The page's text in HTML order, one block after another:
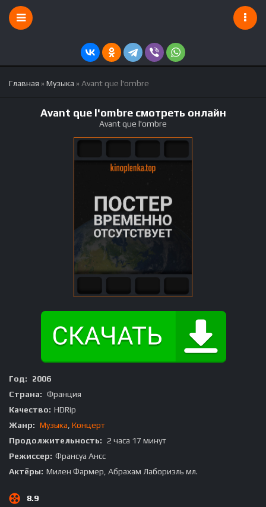
Главная »Музыка » Avant que l'ombre
Avant que l'ombre смотреть онлайн
Avant que l'ombre
Год:
2006
Страна: Франция
Качество: HDRip
Жанр: Музыка Концерт
Продолжительность: 2 часа 17 минут
Режиссер: Франсуа Ансс
Актёры: Милен Фармер, Абрахам Лабориэль мл.
8.9